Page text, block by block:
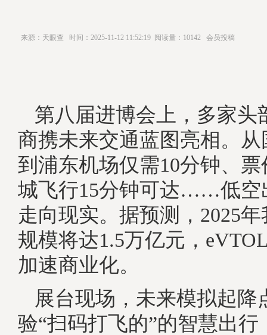
来源：天眼查 时间：2025-11-12 11:52:19 阅读量：10142 会员投稿
第八届进博会上，多家头
商携未来交通蓝图亮相。
到浦东机场仅需10分钟、
城飞行15分钟可达……低空
走向现实。据预测，2025
规模将达1.5万亿元，
加速商业化。
展台现场，未来模拟起降
验“扫码打飞的”的智慧出行